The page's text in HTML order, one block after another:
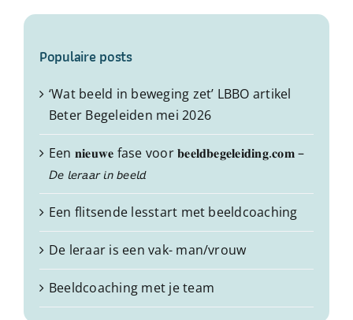
Populaire posts
‘Wat beeld in beweging zet’ LBBO artikel
Beter Begeleiden mei 2026
Een 𝐧𝐢𝐞𝐮𝐰𝐞 fase voor 𝐛𝐞𝐞𝐥𝐝𝐛𝐞𝐠𝐞𝐥𝐞𝐢𝐝𝐢𝐧𝐠.𝐜𝐨𝐦 –
𝘋𝘦 𝘭𝘦𝘳𝘢𝘢𝘳 𝘪𝘯 𝘣𝘦𝘦𝘭𝘥
Een flitsende lesstart met beeldcoaching
De leraar is een vak- man/vrouw
Beeldcoaching met je team